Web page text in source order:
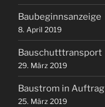
Baubeginnsanzeige
8. April 2019
Bauschutttransport
29. März 2019
Baustrom in
25. März 2019